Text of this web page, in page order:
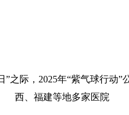
之际，2025年“紫气球行动”
西、福建等地多家医院